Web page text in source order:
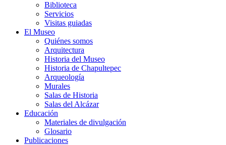
Biblioteca
Servicios
Visitas guiadas
El Museo
Quiénes somos
Arquitectura
Historia del Museo
Historia de Chapultepec
Arqueología
Murales
Salas de Historia
Salas del Alcázar
Educación
Materiales de divulgación
Glosario
Publicaciones